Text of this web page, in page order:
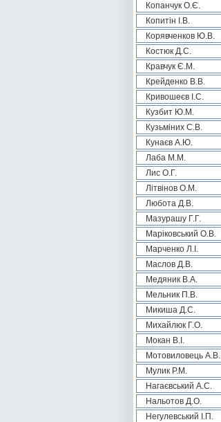
Копанчук О.Є.
Копитін І.В.
Корявченков Ю.В.
Костюк Д.С.
Кравчук Є.М.
Крейденко В.В.
Кривошеєв І.С.
Кузбит Ю.М.
Кузьміних С.В.
Кунаєв А.Ю.
Лаба М.М.
Лис О.Г.
Літвінов О.М.
Любота Д.В.
Мазурашу Г.Г.
Маріковський О.В.
Марченко Л.І.
Маслов Д.В.
Медяник В.А.
Мельник П.В.
Микиша Д.С.
Михайлюк Г.О.
Мокан В.І.
Мотовиловець А.В.
Мулик Р.М.
Нагаєвський А.С.
Нальотов Д.О.
Негулевський І.П.